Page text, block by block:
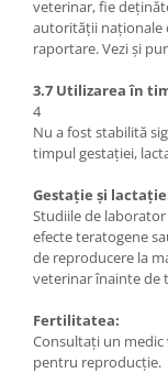
veterinar, fie
autorității naționale
raportare. Vezi și
3.7 Utilizarea în
4
Nu a fost stabilită
timpul gestației,
Gestație și
Studiile de
efecte teratogene
de reproducere la
veterinar înainte de
Fertilitatea:
Consultați un
pentru reproducție.